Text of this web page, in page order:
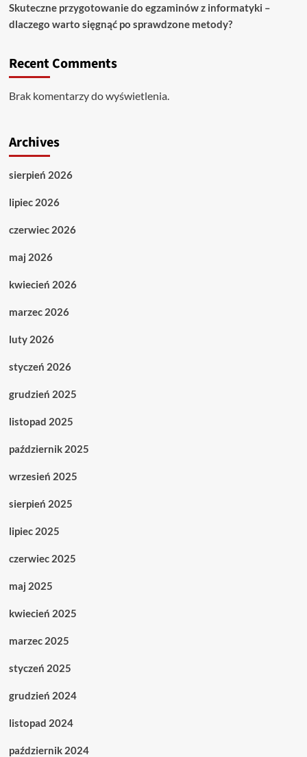
Skuteczne przygotowanie do egzaminów z informatyki –
dlaczego warto sięgnąć po sprawdzone metody?
Recent Comments
Brak komentarzy do wyświetlenia.
Archives
sierpień 2026
lipiec 2026
czerwiec 2026
maj 2026
kwiecień 2026
marzec 2026
luty 2026
styczeń 2026
grudzień 2025
listopad 2025
październik 2025
wrzesień 2025
sierpień 2025
lipiec 2025
czerwiec 2025
maj 2025
kwiecień 2025
marzec 2025
styczeń 2025
grudzień 2024
listopad 2024
październik 2024